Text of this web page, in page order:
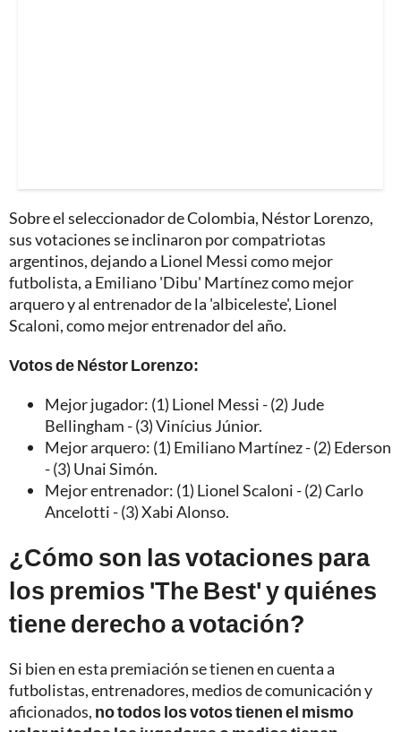
Sobre el seleccionador de Colombia, Néstor Lorenzo,
sus votaciones se inclinaron por compatriotas
argentinos, dejando a Lionel Messi como mejor
futbolista, a Emiliano 'Dibu' Martínez como mejor
arquero y al entrenador de la 'albiceleste', Lionel
Scaloni, como mejor entrenador del año.
Votos de Néstor Lorenzo:
Mejor jugador: (1) Lionel Messi - (2) Jude
Bellingham - (3) Vinícius Júnior.
Mejor arquero: (1) Emiliano Martínez - (2) Ederson
- (3) Unai Simón.
Mejor entrenador: (1) Lionel Scaloni - (2) Carlo
Ancelotti - (3) Xabi Alonso.
¿Cómo son las votaciones para
los premios 'The Best' y quiénes
tiene derecho a votación?
Si bien en esta premiación se tienen en cuenta a
futbolistas, entrenadores, medios de comunicación y
aficionados, no todos los votos tienen el mismo